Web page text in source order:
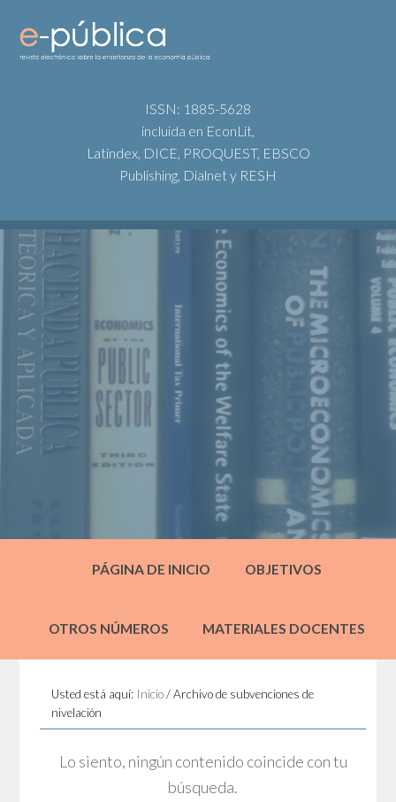
ISSN: 1885-5628
incluida en EconLit,
Latindex, DICE, PROQUEST, EBSCO
Publishing, Dialnet y RESH
PÁGINA DE INICIO OBJETIVOS
OTROS NÚMEROS MATERIALES DOCENTES
Usted está aquí: Inicio /Archivo de subvenciones de
nivelación
Lo siento, ningún contenido coincide con tu
búsqueda.